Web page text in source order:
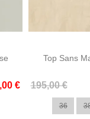
€
Top Sans
195,00 €
Prix
Prix
36